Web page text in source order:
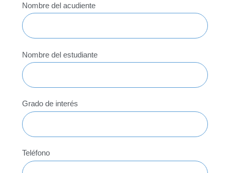
Nombre del acudiente
Nombre del estudiante
Grado de interés
Teléfono